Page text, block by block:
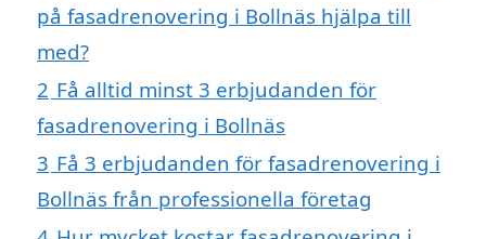
på fasadrenovering i Bollnäs hjälpa till
med?
2 Få alltid minst 3 erbjudanden för
fasadrenovering i Bollnäs
3 Få 3 erbjudanden för fasadrenovering i
Bollnäs från professionella företag